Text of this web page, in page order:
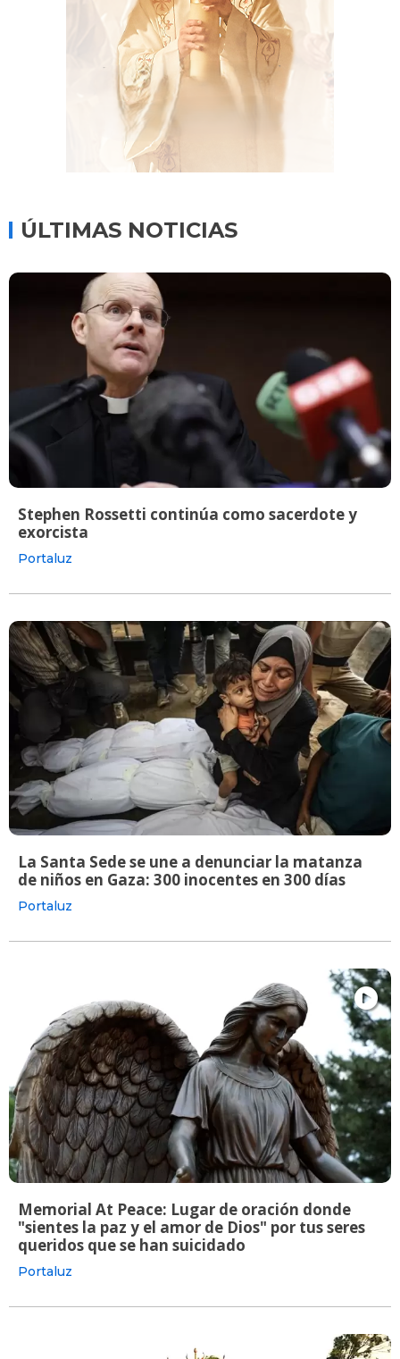
ÚLTIMAS NOTICIAS
Stephen Rossetti continúa como sacerdote y
exorcista
Portaluz
La Santa Sede se une a denunciar la matanza
de niños en Gaza: 300 inocentes en 300 días
Portaluz
Memorial At Peace: Lugar de oración donde
"sientes la paz y el amor de Dios" por tus seres
queridos que se han suicidado
Portaluz